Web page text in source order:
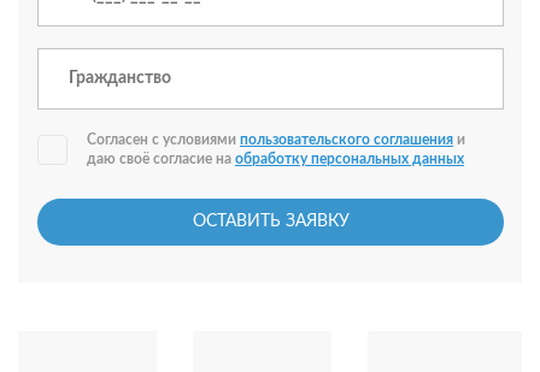
Согласен с условиями пользовательского соглашения и
даю своё согласие на обработку персональных данных
ОСТАВИТЬ ЗАЯВКУ